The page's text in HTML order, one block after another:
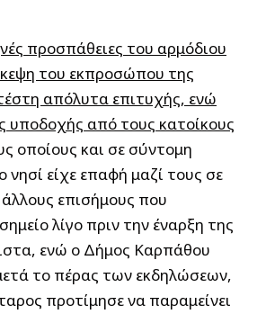
προσπάθειες του αρμόδιου
του εκπροσώπου της
απόλυτα επιτυχής, ενώ
υποδοχής από τους κατοίκους
οποίους και σε σύντομη
νησί είχε επαφή μαζί τους σε
επισήμους που
λίγο πριν την έναρξη της
ενώ ο Δήμος Καρπάθου
το πέρας των εκδηλώσεων,
προτίμησε να παραμείνει